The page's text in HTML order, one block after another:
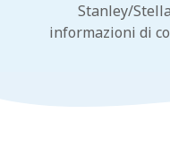
Stanley/
informazioni di